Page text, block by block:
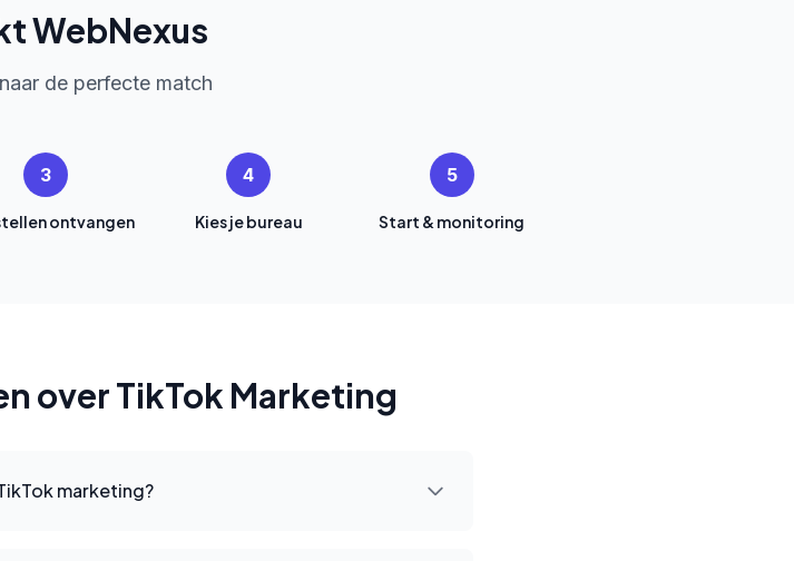
WebNexus
de perfecte match
3
ontvangen
4
Kies je bureau
5
Start & monitoring
over TikTok Marketing
marketing?